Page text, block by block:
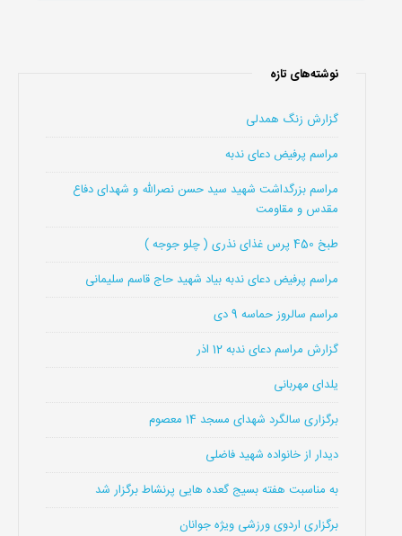
نوشته‌های تازه
گزارش زنگ همدلی
مراسم پرفیض دعای ندبه
مراسم بزرگداشت شهید سید حسن نصرالله و شهدای دفاع
مقدس و مقاومت
طبخ 450 پرس غذای نذری ( چلو جوجه )
مراسم پرفیض دعای ندبه بیاد شهید حاج قاسم سلیمانی
مراسم سالروز حماسه 9 دی
گزارش مراسم دعای ندبه 12 اذر
یلدای مهربانی
برگزاری سالگرد شهدای مسجد 14 معصوم
دیدار از خانواده شهید فاضلی
به مناسبت هفته بسیج گعده هایی پرنشاط برگزار شد
برگزاری اردوی ورزشی ویژه جوانان